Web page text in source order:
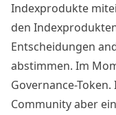
Indexprodukte
den
Entscheidungen
abstimmen. Im
Governance-
Community aber